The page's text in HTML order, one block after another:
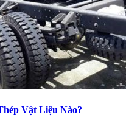
Vật Liệu Nào?